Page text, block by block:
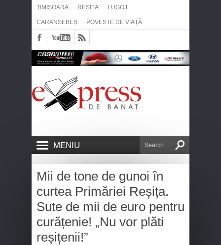
TIMIȘOARA REȘIȚA LUGOJ
CARANSEBEȘ POVESTE DE VIAȚĂ
MENIU
Mii de tone de gunoi în
curtea Primăriei Reșița.
Sute de mii de euro pentru
curățenie! „Nu vor plăti
reșițenii!”